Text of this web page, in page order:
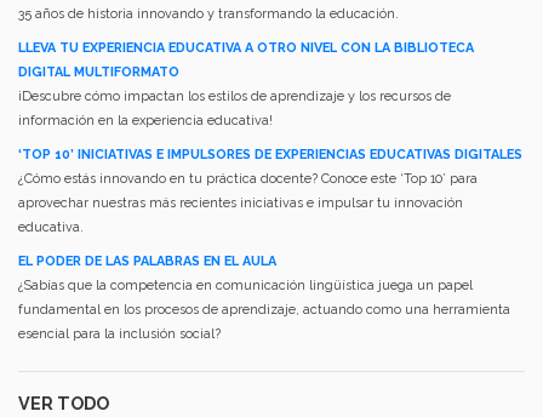
35 años de historia innovando y transformando la educación.
LLEVA TU EXPERIENCIA EDUCATIVA A OTRO NIVEL CON LA BIBLIOTECA
DIGITAL MULTIFORMATO
¡Descubre cómo impactan los estilos de aprendizaje y los recursos de
información en la experiencia educativa!
‘TOP 10’ INICIATIVAS E IMPULSORES DE EXPERIENCIAS EDUCATIVAS DIGITALES
¿Cómo estás innovando en tu práctica docente? Conoce este ‘Top 10’ para
aprovechar nuestras más recientes iniciativas e impulsar tu innovación
educativa.
EL PODER DE LAS PALABRAS EN EL AULA
¿Sabías que la competencia en comunicación lingüística juega un papel
fundamental en los procesos de aprendizaje, actuando como una herramienta
esencial para la inclusión social?
VER TODO